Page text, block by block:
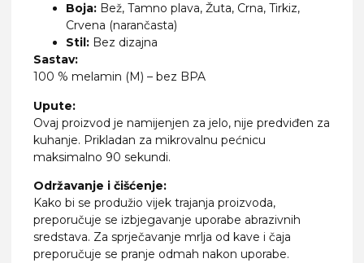
Boja: Bež, Tamno plava, Žuta, Crna, Tirkiz,
Crvena (narančasta)
Stil: Bez dizajna
Sastav:
100 % melamin (M) – bez BPA
Upute:
Ovaj proizvod je namijenjen za jelo, nije predviđen za
kuhanje. Prikladan za mikrovalnu pećnicu
maksimalno 90 sekundi.
Održavanje i čišćenje:
Kako bi se produžio vijek trajanja proizvoda,
preporučuje se izbjegavanje uporabe abrazivnih
sredstava. Za sprječavanje mrlja od kave i čaja
preporučuje se pranje odmah nakon uporabe.